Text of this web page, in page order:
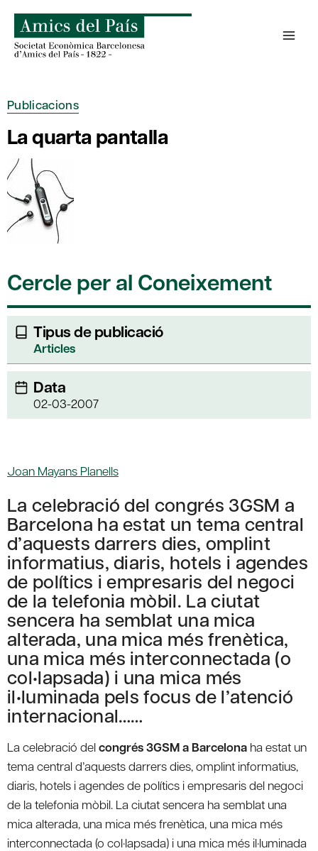
content
Publicacions
La quarta pantalla
Cercle per al Coneixement
Tipus de publicació
Articles
Data
02-03-2007
Joan Mayans Planells
La celebració del congrés 3GSM a
Barcelona ha estat un tema central
d’aquests darrers dies, omplint
informatius, diaris, hotels i agendes
de polítics i empresaris del negoci
de la telefonia mòbil. La ciutat
sencera ha semblat una mica
alterada, una mica més frenètica,
una mica més interconnectada (o
col•lapsada) i una mica més
il•luminada pels focus de l’atenció
internacional……
La celebració delcongrés 3GSM a Barcelona ha estat un
tema central d’aquests darrers dies, omplint informatius,
diaris, hotels i agendes de polítics i empresaris del negoci
de la telefonia mòbil. La ciutat sencera ha semblat una
mica alterada, una mica més frenètica, una mica més
interconnectada (o col·lapsada) i una mica més il·luminada